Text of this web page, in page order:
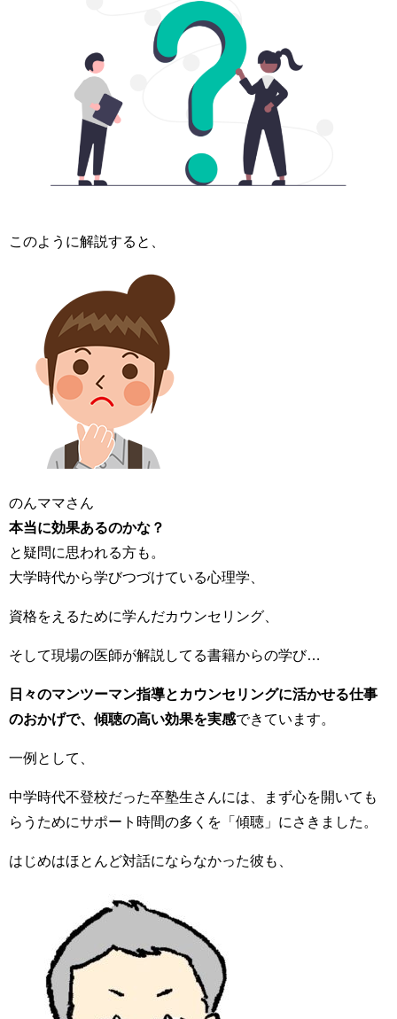
このように解説すると、
のんママさん
本当に効果あるのかな？
と疑問に思われる方も。
大学時代から学びつづけている心理学、
資格をえるために学んだカウンセリング、
そして現場の医師が解説してる書籍からの学び…
日々のマンツーマン指導とカウンセリングに活かせる仕事
のおかげで、傾聴の高い効果を実感できています。
一例として、
中学時代不登校だった卒塾生さんには、まず心を開いても
らうためにサポート時間の多くを「傾聴」にさきました。
はじめはほとんど対話にならなかった彼も、